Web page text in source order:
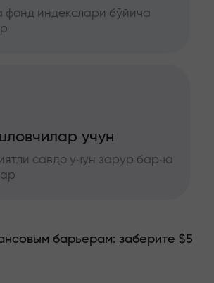
индекслари бўйича
учун
савдо учун зарур барча
барьерам: заберите $5